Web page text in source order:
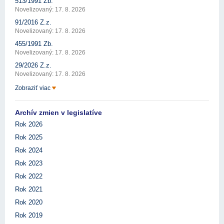
Novelizovaný: 17. 8. 2026
91/2016 Z.z.
Novelizovaný: 17. 8. 2026
455/1991 Zb.
Novelizovaný: 17. 8. 2026
29/2026 Z.z.
Novelizovaný: 17. 8. 2026
Zobraziť viac
Archív zmien v legislatíve
Rok 2026
Rok 2025
Rok 2024
Rok 2023
Rok 2022
Rok 2021
Rok 2020
Rok 2019